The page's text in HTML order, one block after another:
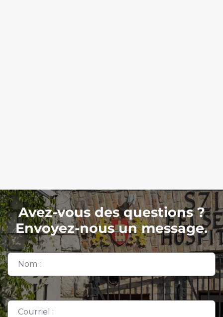
Avez-vous des questions ?
Envoyez-nous un message.